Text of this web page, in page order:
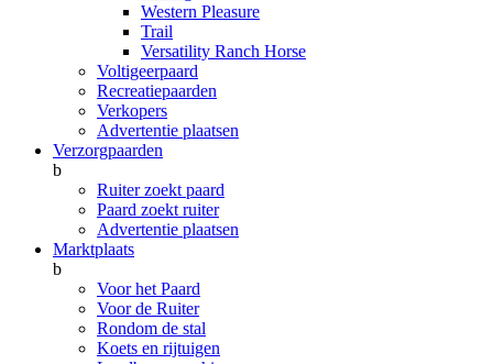
Western Pleasure
Trail
Versatility Ranch Horse
Voltigeerpaard
Recreatiepaarden
Verkopers
Advertentie plaatsen
Verzorgpaarden
b
Ruiter zoekt paard
Paard zoekt ruiter
Advertentie plaatsen
Marktplaats
b
Voor het Paard
Voor de Ruiter
Rondom de stal
Koets en rijtuigen